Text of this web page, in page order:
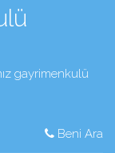
gayrimenkulü
Beni Ara